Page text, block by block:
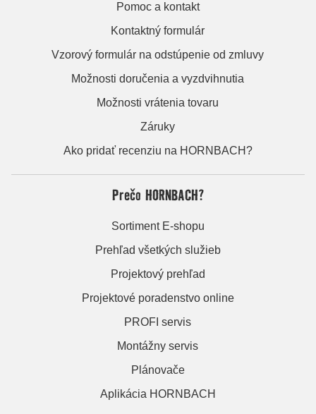
Pomoc a kontakt
Kontaktný formulár
Vzorový formulár na odstúpenie od zmluvy
Možnosti doručenia a vyzdvihnutia
Možnosti vrátenia tovaru
Záruky
Ako pridať recenziu na HORNBACH?
Prečo HORNBACH?
Sortiment E-shopu
Prehľad všetkých služieb
Projektový prehľad
Projektové poradenstvo online
PROFI servis
Montážny servis
Plánovače
Aplikácia HORNBACH